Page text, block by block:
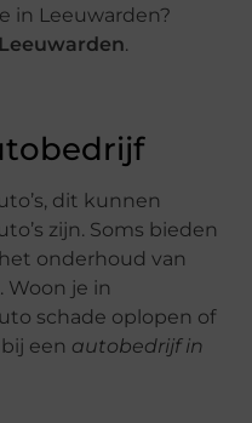
in Leeuwarden?
.
dit kunnen
zijn. Soms bieden
onderhoud van
je in
schade oplopen of
een autobedrijf in